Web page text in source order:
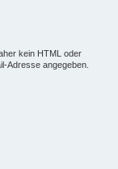
kein HTML oder
Adresse angegeben.